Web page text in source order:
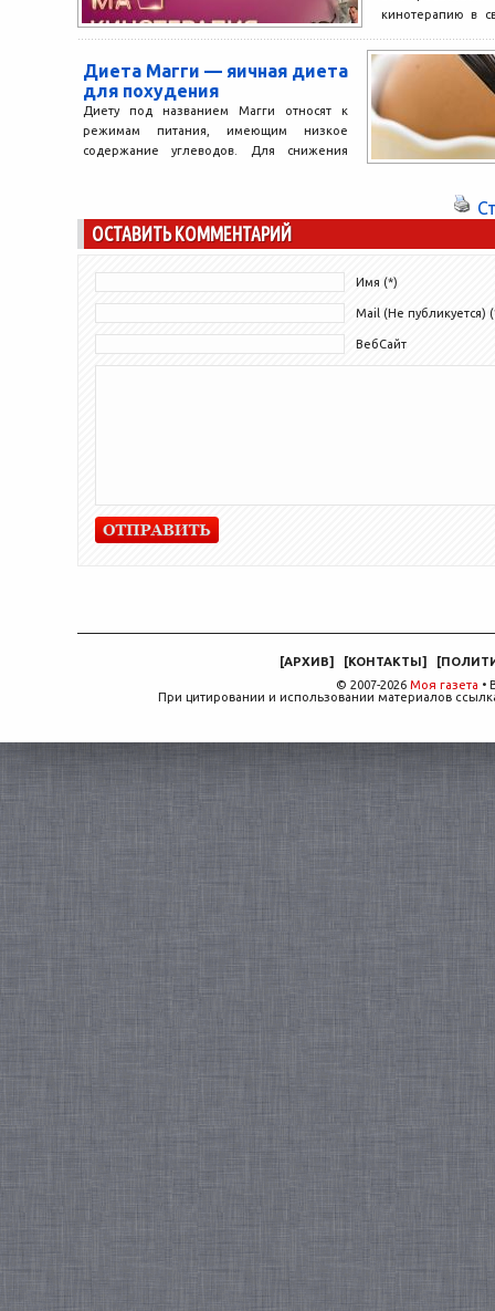
кинотерапию в
который
составил список...
Диета Магги — яичная диета
для похудения
Диету под названием Магги относят к
режимам питания, имеющим низкое
содержание углеводов. Для снижения
ОСТАВИТЬ КОММЕНТАРИЙ
Имя (*)
Mail (Не публикуется)
ВебСайт
[АРХИВ] [КОНТАКТЫ] [
© 2007-2026 Моя газета •
При цитировании и использовании материалов